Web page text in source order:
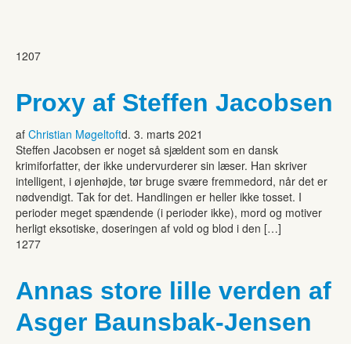
1207
Proxy af Steffen Jacobsen
af Christian Møgeltoftd. 3. marts 2021
Steffen Jacobsen er noget så sjældent som en dansk
krimiforfatter, der ikke undervurderer sin læser. Han skriver
intelligent, i øjenhøjde, tør bruge svære fremmedord, når det er
nødvendigt. Tak for det. Handlingen er heller ikke tosset. I
perioder meget spændende (i perioder ikke), mord og motiver
herligt eksotiske, doseringen af vold og blod i den […]
1277
Annas store lille verden af
Asger Baunsbak-Jensen